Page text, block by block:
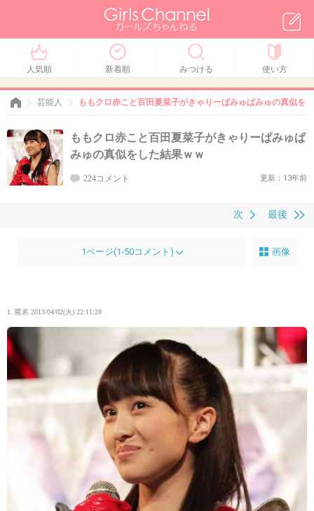
人気順 新着順 みつける 使い方
芸能人 ももクロ赤こと百田夏菜子がきゃりーぱみゅぱみゅの真似を
ももクロ赤こと百田夏菜子がきゃりーぱみゅぱ
みゅの真似をした結果ｗｗ
224コメント 更新：13年前
最後
次
1ページ(1-50コメント) 画像
1. 匿名 2013/04/02(火) 22:11:28